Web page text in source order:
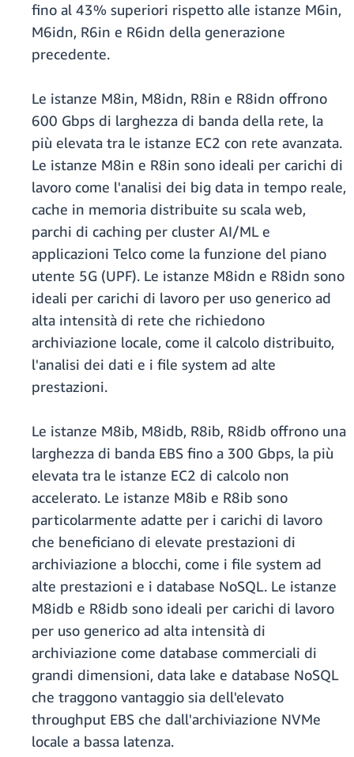
fino al 43% superiori rispetto alle istanze M6in,
M6idn, R6in e R6idn della generazione
precedente.
Le istanze M8in, M8idn, R8in e R8idn offrono
600 Gbps di larghezza di banda della rete, la
più elevata tra le istanze EC2 con rete avanzata.
Le istanze M8in e R8in sono ideali per carichi di
lavoro come l'analisi dei big data in tempo reale,
cache in memoria distribuite su scala web,
parchi di caching per cluster AI/ML e
applicazioni Telco come la funzione del piano
utente 5G (UPF). Le istanze M8idn e R8idn sono
ideali per carichi di lavoro per uso generico ad
alta intensità di rete che richiedono
archiviazione locale, come il calcolo distribuito,
l'analisi dei dati e i file system ad alte
prestazioni.
Le istanze M8ib, M8idb, R8ib, R8idb offrono una
larghezza di banda EBS fino a 300 Gbps, la più
elevata tra le istanze EC2 di calcolo non
accelerato. Le istanze M8ib e R8ib sono
particolarmente adatte per i carichi di lavoro
che beneficiano di elevate prestazioni di
archiviazione a blocchi, come i file system ad
alte prestazioni e i database NoSQL. Le istanze
M8idb e R8idb sono ideali per carichi di lavoro
per uso generico ad alta intensità di
archiviazione come database commerciali di
grandi dimensioni, data lake e database NoSQL
che traggono vantaggio sia dell'elevato
throughput EBS che dall'archiviazione NVMe
locale a bassa latenza.